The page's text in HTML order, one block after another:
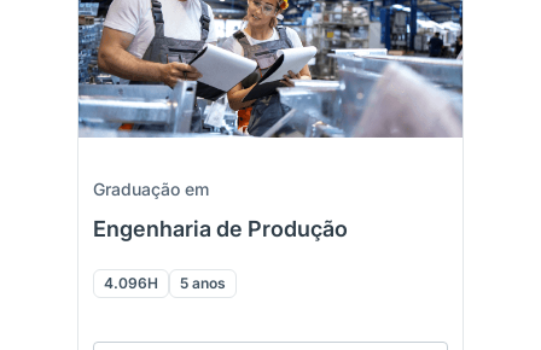
Graduação em
Engenharia de Produção
4.096H 5 anos